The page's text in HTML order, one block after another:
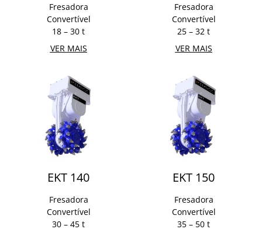
Fresadora
Convertível
18 – 30 t
VER MAIS
Fresadora
Convertível
25 – 32 t
VER MAIS
EKT 140
Fresadora
Convertível
30 – 45 t
EKT 150
Fresadora
Convertível
35 – 50 t